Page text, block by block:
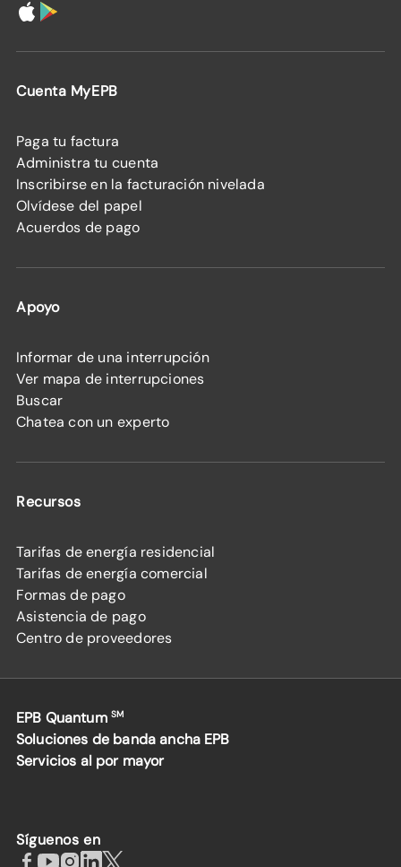
Cuenta MyEPB
Paga tu factura
Administra tu cuenta
Inscribirse en la facturación nivelada
Olvídese del papel
Acuerdos de pago
Apoyo
Informar de una interrupción
Ver mapa de interrupciones
Buscar
Chatea con un experto
Recursos
Tarifas de energía residencial
Tarifas de energía comercial
Formas de pago
Asistencia de pago
Centro de proveedores
EPB Quantum SM
Soluciones de banda ancha EPB
Servicios al por mayor
Síguenos en